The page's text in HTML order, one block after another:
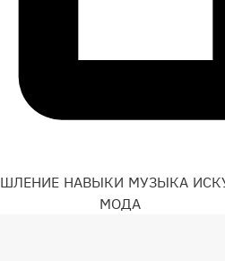
НАВЫКИ МУЗЫКА
МОДА